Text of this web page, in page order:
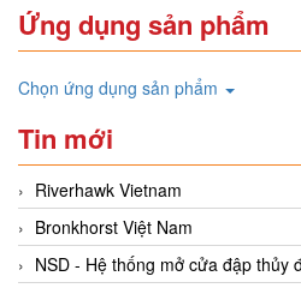
Ứng dụng sản phẩm
Chọn ứng dụng sản phẩm
Tin mới
Riverhawk Vietnam
Bronkhorst Việt Nam
NSD - Hệ thống mở cửa đập thủy